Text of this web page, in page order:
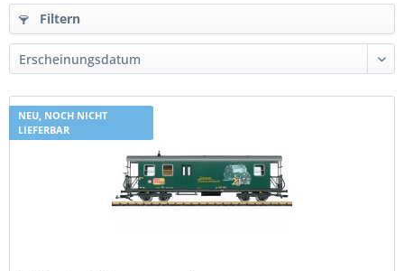
0,00 € * 0,00 € *
Filtern
NEU, NOCH NICHT
LIEFERBAR